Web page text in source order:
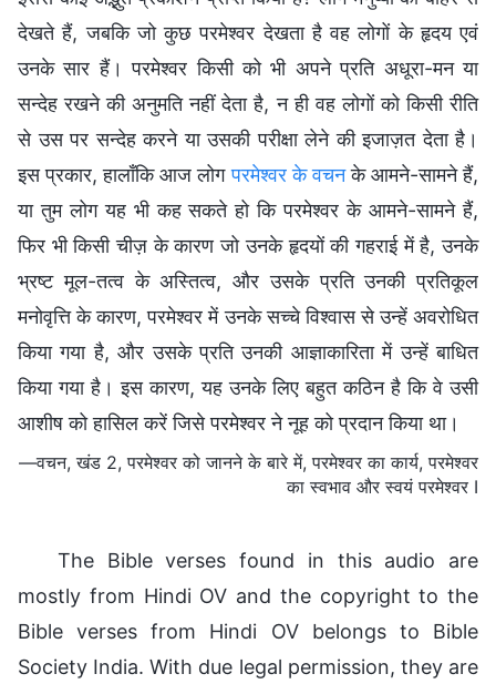
देखते हैं, जबकि जो कुछ परमेश्वर देखता है वह लोगों के हृदय एवं
उनके सार हैं। परमेश्वर किसी को भी अपने प्रति अधूरा-मन या
सन्देह रखने की अनुमति नहीं देता है, न ही वह लोगों को किसी रीति
से उस पर सन्देह करने या उसकी परीक्षा लेने की इजाज़त देता है।
इस प्रकार, हालाँकि आज लोगपरमेश्वर के वचनके आमने-सामने हैं,
या तुम लोग यह भी कह सकते हो कि परमेश्वर के आमने-सामने हैं,
फिर भी किसी चीज़ के कारण जो उनके हृदयों की गहराई में है, उनके
भ्रष्ट मूल-तत्व के अस्तित्व, और उसके प्रति उनकी प्रतिकूल
मनोवृत्ति के कारण, परमेश्वर में उनके सच्चे विश्वास से उन्हें अवरोधित
किया गया है, और उसके प्रति उनकी आज्ञाकारिता में उन्हें बाधित
किया गया है। इस कारण, यह उनके लिए बहुत कठिन है कि वे उसी
आशीष को हासिल करें जिसे परमेश्वर ने नूह को प्रदान किया था।
—वचन, खंड 2, परमेश्वर को जानने के बारे में, परमेश्वर का कार्य, परमेश्वर
का स्वभाव और स्वयं परमेश्वर I
The Bible verses found in this audio are
mostly from Hindi OV and the copyright to the
Bible verses from Hindi OV belongs to Bible
Society India. With due legal permission, they are